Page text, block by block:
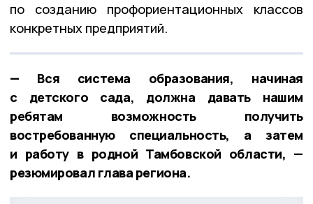
по созданию профориентационных классов
конкретных предприятий.
— Вся система образования, начиная
с детского сада, должна давать нашим
ребятам возможность получить
востребованную специальность, а затем
и работу в родной Тамбовской области, —
резюмировал глава региона.